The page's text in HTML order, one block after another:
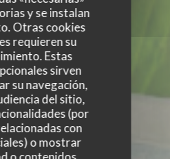
y se instalan
Otras cookies
requieren su
Estas
sirven
su navegación,
del sitio,
(por
con
o mostrar